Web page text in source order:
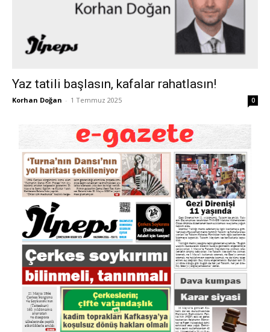
Yaz tatili başlasın, kafalar rahatlasın!
Korhan Doğan - 1 Temmuz 2025 0